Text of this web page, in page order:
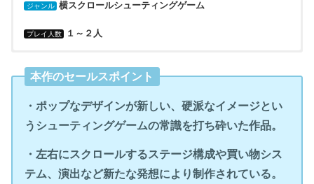
ジャンル 横スクロールシューティングゲーム
プレイ人数 １～２人
版、３DS版、PS3版、NSW版）
・ポニー（MSX版）
・サンソフト（FC版）
・NECアベニュー（PCエンジン版）
・ポニー（MSX版）
・ビッツラボラトリー（PCエンジン版）
・マイコンソフト（X68000版）
・1986年6月15日（セガ・マークIII版）
・1987年7月20日（FC版）
・1988年10月14日（PCエンジン版）
・SEGA MarkIII（セガ・マークIII版）
・Family Computer（ファミリーコンピュータ）
・PC Engine（PCエンジン）
・Wii版：バーチャルコンソールで配信
・PS3版：【セガエイジス2500シリーズVol.33ファンタジーゾー
ン コンプリートコレクション】に収録してプレイステーション
アーカイブスとして配信
・NSW版：アーケードアーカイブスで配信
本作のセールスポイント
・ポップなデザインが新しい、硬派なイメージとい
うシューティングゲームの常識を打ち砕いた作品。
・左右にスクロールするステージ構成や買い物シス
テム、演出など新たな発想により制作されている。